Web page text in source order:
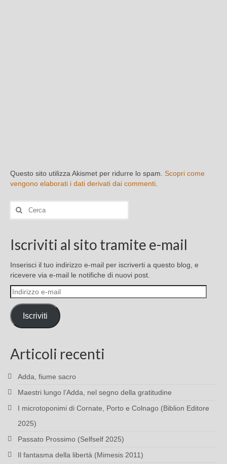
Questo sito utilizza Akismet per ridurre lo spam. Scopri come
vengono elaborati i dati derivati dai commenti
Cerca:
Iscriviti al sito tramite e-mail
Inserisci il tuo indirizzo e-mail per iscriverti a questo blog, e
ricevere via e-mail le notifiche di nuovi post.
Indirizzo
e-
mail
Iscriviti
Articoli recenti
Adda, fiume sacro
Maestri lungo l’Adda, nel segno della gratitudine
I microtoponimi di Cornate, Porto e Colnago (Biblion Editore
2025)
Passato Prossimo (Selfself 2025)
Il fantasma della libertà (Mimesis 2011)